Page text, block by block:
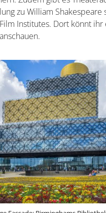
William Shakespeare
Institutes. Dort könnt ihr
Fassade: Birminghams Bibliothek